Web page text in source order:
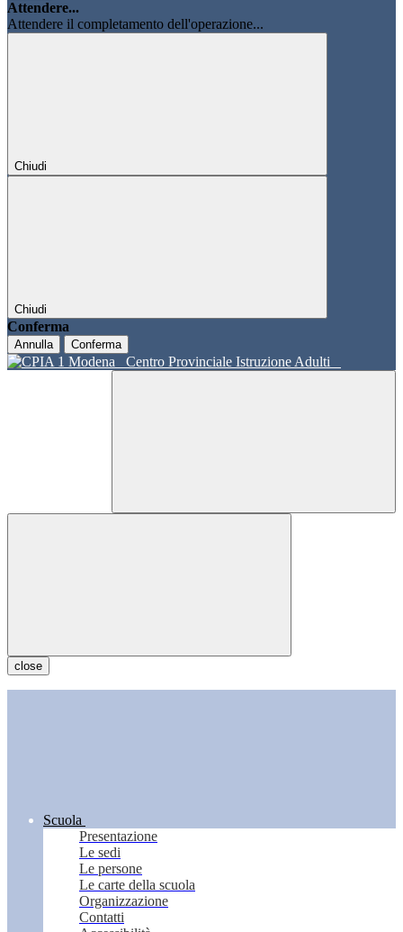
Attendere...
Attendere il completamento dell'operazione...
Chiudi
Chiudi
Conferma
Annulla Conferma
Centro Provinciale Istruzione Adulti
close
Scuola
Presentazione
Le sedi
Le persone
Le carte della scuola
Organizzazione
Contatti